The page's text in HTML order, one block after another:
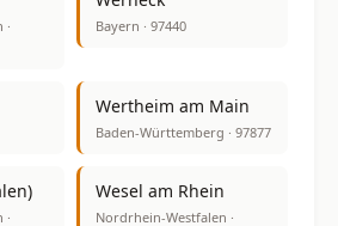
Bayern · 97440
Wertheim am Main
Baden-Württemberg · 97877
Wesel am Rhein
Nordrhein-Westfalen ·